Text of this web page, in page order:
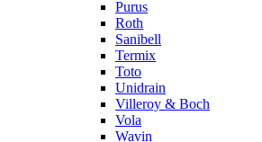
Purus
Roth
Sanibell
Termix
Toto
Unidrain
Villeroy & Boch
Vola
Wavin